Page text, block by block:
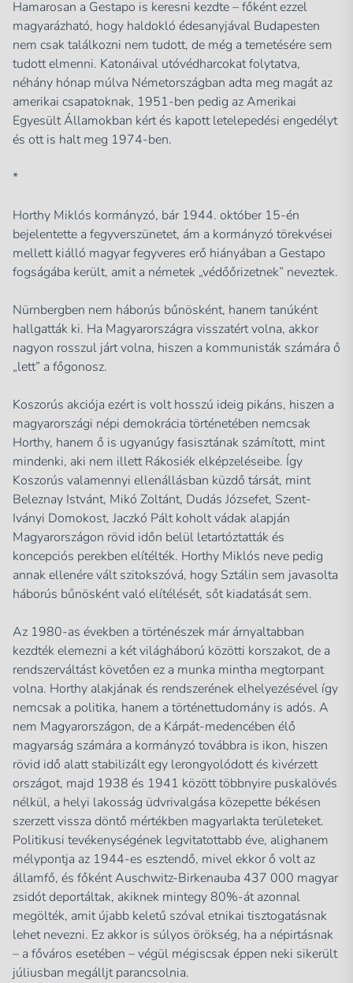
Hamarosan a Gestapo is keresni kezdte – főként ezzel
magyarázható, hogy haldokló édesanyjával Budapesten
nem csak találkozni nem tudott, de még a temetésére sem
tudott elmenni. Katonáival utóvédharcokat folytatva,
néhány hónap múlva Németországban adta meg magát az
amerikai csapatoknak, 1951-ben pedig az Amerikai
Egyesült Államokban kért és kapott letelepedési engedélyt
és ott is halt meg 1974-ben.
*
Horthy Miklós kormányzó, bár 1944. október 15-én
bejelentette a fegyverszünetet, ám a kormányzó törekvései
mellett kiálló magyar fegyveres erő hiányában a Gestapo
fogságába került, amit a németek „védőőrizetnek” neveztek.
Nürnbergben nem háborús bűnösként, hanem tanúként
hallgatták ki. Ha Magyarországra visszatért volna, akkor
nagyon rosszul járt volna, hiszen a kommunisták számára ő
„lett” a főgonosz.
Koszorús akciója ezért is volt hosszú ideig pikáns, hiszen a
magyarországi népi demokrácia történetében nemcsak
Horthy, hanem ő is ugyanúgy fasisztának számított, mint
mindenki, aki nem illett Rákosiék elképzeléseibe. Így
Koszorús valamennyi ellenállásban küzdő társát, mint
Beleznay Istvánt, Mikó Zoltánt, Dudás Józsefet, Szent-
Iványi Domokost, Jaczkó Pált koholt vádak alapján
Magyarországon rövid időn belül letartóztatták és
koncepciós perekben elítélték. Horthy Miklós neve pedig
annak ellenére vált szitokszóvá, hogy Sztálin sem javasolta
háborús bűnösként való elítélését, sőt kiadatását sem.
Az 1980-as években a történészek már árnyaltabban
kezdték elemezni a két világháború közötti korszakot, de a
rendszerváltást követően ez a munka mintha megtorpant
volna. Horthy alakjának és rendszerének elhelyezésével így
nemcsak a politika, hanem a történettudomány is adós. A
nem Magyarországon, de a Kárpát-medencében élő
magyarság számára a kormányzó továbbra is ikon, hiszen
rövid idő alatt stabilizált egy lerongyolódott és kivérzett
országot, majd 1938 és 1941 között többnyire puskalövés
nélkül, a helyi lakosság üdvrivalgása közepette békésen
szerzett vissza döntő mértékben magyarlakta területeket.
Politikusi tevékenységének legvitatottabb éve, alighanem
mélypontja az 1944-es esztendő, mivel ekkor ő volt az
államfő, és főként Auschwitz-Birkenauba 437 000 magyar
zsidót deportáltak, akiknek mintegy 80%-át azonnal
megölték, amit újabb keletű szóval etnikai tisztogatásnak
lehet nevezni. Ez akkor is súlyos örökség, ha a népirtásnak
– a főváros esetében – végül mégiscsak éppen neki sikerült
júliusban megálljt parancsolnia.